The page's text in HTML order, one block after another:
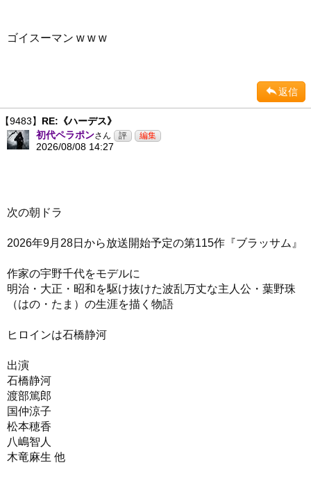
ゴイスーマン w w w
返信
【9483】 RE:《ハーデス》
初代ペラポンさん
2026/08/08 14:27
次の朝ドラ
2026年9月28日から放送開始予定の第115作『ブラッサム』
作家の宇野千代をモデルに
明治・大正・昭和を駆け抜けた波乱万丈な主人公・葉野珠
（はの・たま）の生涯を描く物語
ヒロインは石橋静河
出演
石橋静河
渡部篤郎
国仲涼子
松本穂香
八嶋智人
木竜麻生 他